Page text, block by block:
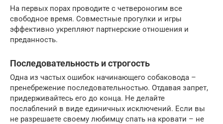
На первых порах проводите с четвероногим все
свободное время. Совместные прогулки и игры
эффективно укрепляют партнерские отношения и
преданность.
Последовательность и строгость
Одна из частых ошибок начинающего собаковода –
пренебрежение последовательностью. Отдавая запрет,
придерживайтесь его до конца. Не делайте
послаблений в виде единичных исключений. Если вы
не разрешаете своему любимцу спать на кровати – не